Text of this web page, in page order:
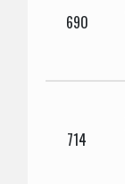
690
714